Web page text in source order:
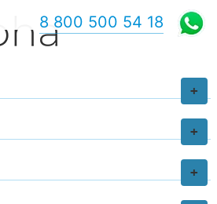
+
+
+
8 800 500 54 18